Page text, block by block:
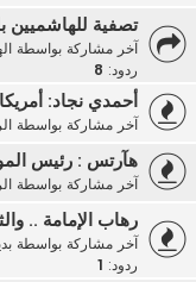
تصفية للهاشميين
آخر مشاركة بواسطة
ردود: 8
أحمدي نجاد:
آخر مشاركة بواسطة
هآرتس : رئيس
آخر مشاركة بواسطة
رهاب الإمامة ..
آخر مشاركة بواسطة
ردود: